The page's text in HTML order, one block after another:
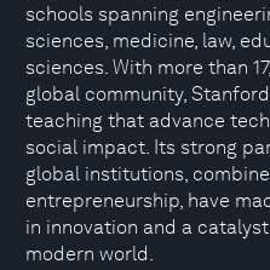
schools spanning
sciences, medicine, law,
sciences. With more than
global community,
teaching that advance
social impact. Its strong
global institutions,
entrepreneurship, have
in innovation and a
modern world.